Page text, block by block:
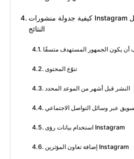
كيفية جدولة منشورات Instagram للحصول على أفضل
النتائج
أن يكون الجمهور المستهدف متسقًا
تنوّع المحتوى
النشر قبل أشهر من الموعد المحدد
عبر وسائل التواصل الاجتماعي
استخدام بيانات رؤى Instagram
إضافة تعاون المؤثرين Instagram